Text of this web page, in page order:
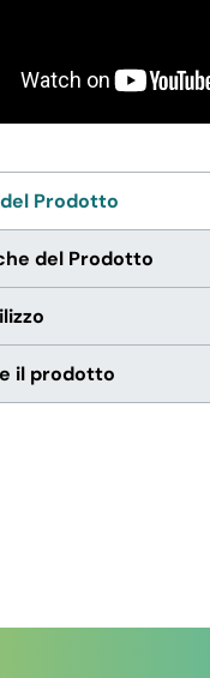
Prodotto
del Prodotto
il prodotto